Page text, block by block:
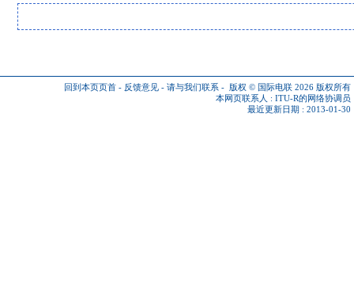
回到本页页首 - 反馈意见 - 请与我们联系 - 版权 © 国际电联 2026 版权所有
本网页联系人 : ITU-R的网络协调员
最近更新日期 : 2013-01-30